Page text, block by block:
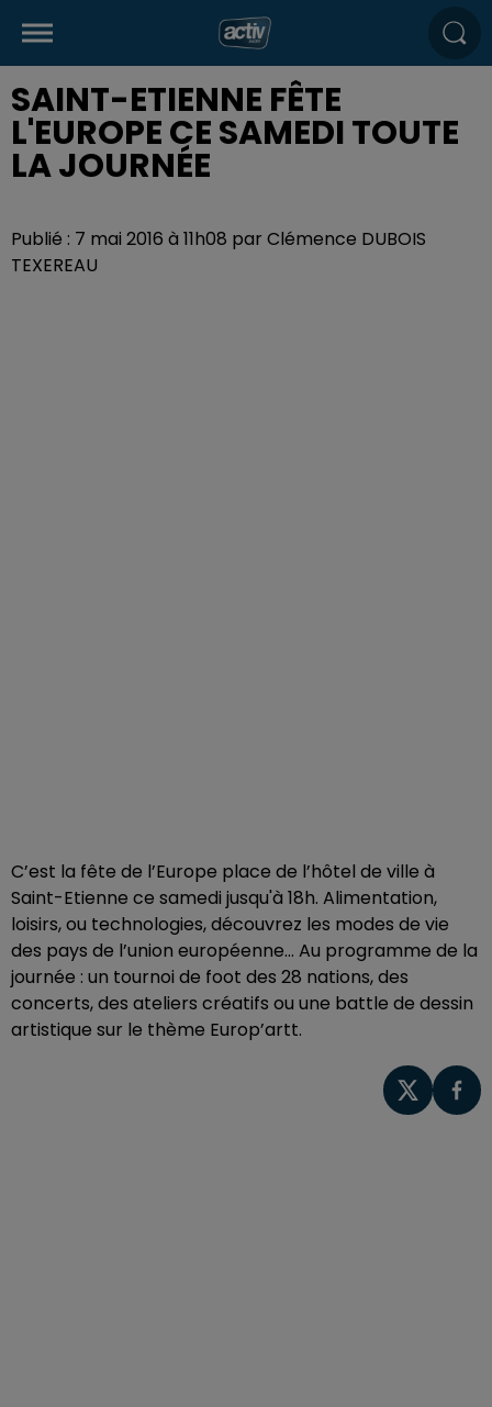
SAINT-ETIENNE FÊTE
L'EUROPE CE SAMEDI TOUTE
LA JOURNÉE
Publié : 7 mai 2016 à 11h08 par Clémence DUBOIS
TEXEREAU
C’est la fête de l’Europe place de l’hôtel de ville à
Saint-Etienne ce samedi jusqu'à 18h. Alimentation,
loisirs, ou technologies, découvrez les modes de vie
des pays de l’union européenne… Au programme de la
journée : un tournoi de foot des 28 nations, des
concerts, des ateliers créatifs ou une battle de dessin
artistique sur le thème Europ’artt.